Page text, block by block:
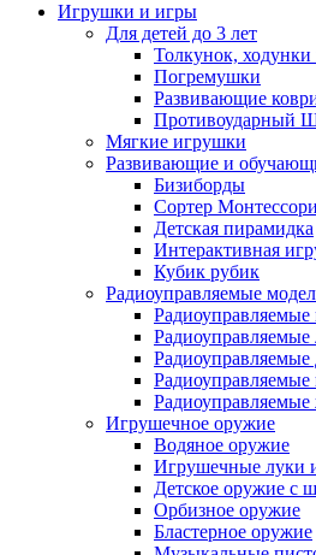
Игрушки и игры
Для детей до 3 лет
Толкунок,
Погремушки
Развивающие
Противоударный
Мягкие игрушки
Развивающие и
Бизиборды
Сортер Монтессори
Детская пирамидка
Интерактивная
Кубик рубик
Радиоуправляемые
Радиоуправляемые
Радиоуправляемые
Радиоуправляемые
Игрушечное оружие
Водяное оружие
Игрушечные луки
Детское оружие с
Орбизное оружие
Бластерное оружие